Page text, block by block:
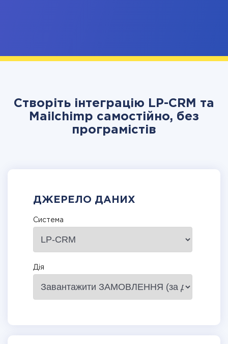
Створіть інтеграцію LP-CRM та
Mailchimp самостійно, без
програмістів
ДЖЕРЕЛО ДАНИХ
Система
Дія